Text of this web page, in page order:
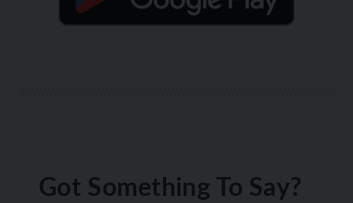
Got Something To Say?